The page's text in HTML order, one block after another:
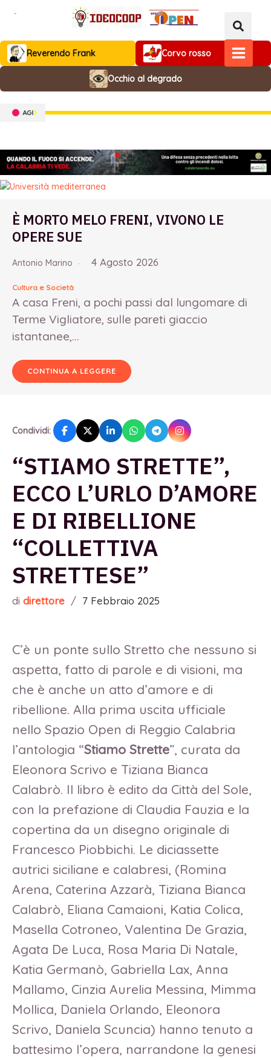
MAIN
Reverendo Frank Corvo rosso
Occhio al degrado
È MORTO MELO FRENI, VIVONO LE
OPERE SUE
Antonio Marino 4 Agosto 2026
Cultura e Società
A casa Freni, a pochi passi dal lungomare di
Terme Vigliatore, sulle pareti giaccio
istantanee,...
CONTINUA A LEGGERE
Condividi:
“STIAMO STRETTE”,
ECCO L’URLO D’AMORE
E DI RIBELLIONE
“COLLETTIVA
STRETTESE”
di direttore / 7 Febbraio 2025
C’è un ponte sullo Stretto che nessuno si
aspetta, fatto di parole e di visioni, ma
che è anche un atto d’amore e di
ribellione. Alla prima uscita ufficiale
nello Spazio Open di Reggio Calabria
l’antologia “Stiamo Strette”, curata da
Eleonora Scrivo e Tiziana Bianca
Calabrò. Il libro è edito da Città del Sole,
con la prefazione di Claudia Fauzia e la
copertina da un disegno originale di
Francesco Piobbichi. Le diciassette
autrici siciliane e calabresi, (Romina
Arena, Caterina Azzarà, Tiziana Bianca
Calabrò, Eliana Camaioni, Katia Colica,
Masella Cotroneo, Valentina De Grazia,
Agata De Luca, Rosa Maria Di Natale,
Katia Germanò, Gabriella Lax, Anna
Mallamo, Cinzia Aurelia Messina, Mimma
Mollica, Daniela Orlando, Eleonora
Scrivo, Daniela Scuncia) hanno tenuto a
battesimo l’opera, narrandone la genesi